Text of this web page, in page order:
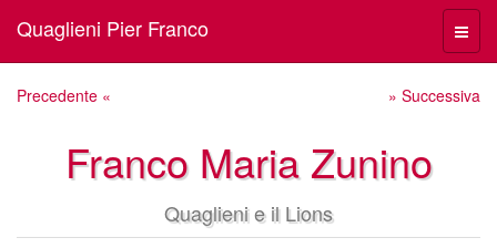
Menù
Quaglieni Pier Franco
Precedente « » Successiva
Franco Maria Zunino
Quaglieni e il Lions